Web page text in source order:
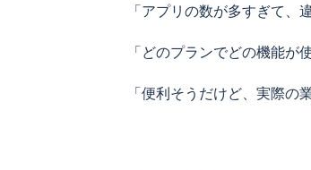
「アプリの数が多すぎて、
「どのプランでどの機能が
「便利そうだけど、実際の